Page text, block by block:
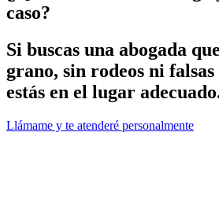
caso?
Si buscas una abogada
grano, sin rodeos ni
estás en el lugar
Llámame y te atenderé personalmente